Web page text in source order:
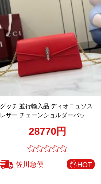
グッチ 並行輸入品 ディオニュソス
レザー チェーンショルダーバッグ
28770円
佐川急便 HOT